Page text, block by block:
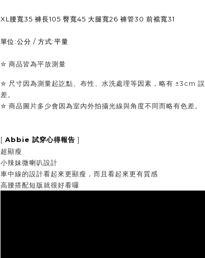
XL腰寬35 褲長105 臀寬45 大腿寬26 褲管30 前襠寬31
單位:公分 / 方式:平量
✮ 商品皆為平放測量
✮ 尺寸因為測量起訖點、布性、水洗處理等因素，略有 ±3cm 誤
差。
✮ 商品圖片多少會因為室內外拍攝光線與角度不同而略有色差。
[ Abbie 試穿心得報告 ]
超顯瘦
小辣妹微喇叭設計
車中線的設計看起來更顯瘦，而且看起來更有質感
高腰搭配短版就很好看囉